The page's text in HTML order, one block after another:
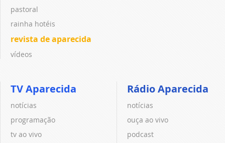
pastoral
rainha hotéis
revista de aparecida
vídeos
TV Aparecida
notícias
programação
tv ao vivo
Rádio Aparecida
notícias
ouça ao vivo
podcast